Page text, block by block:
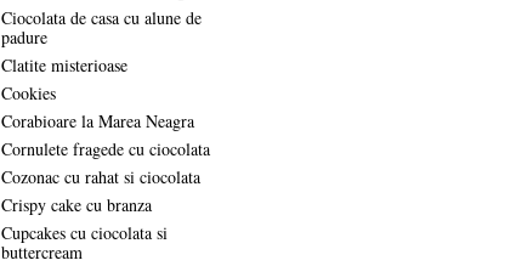
Ciocolata de casa cu alune de
padure
Clatite misterioase
Cookies
Corabioare la Marea Neagra
Cornulete fragede cu ciocolata
Cozonac cu rahat si ciocolata
Crispy cake cu branza
Cupcakes cu ciocolata si
buttercream